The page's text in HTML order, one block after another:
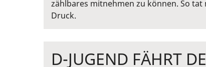
zählbares mitnehmen zu können. So
Druck.
D-JUGEND FÄHRT